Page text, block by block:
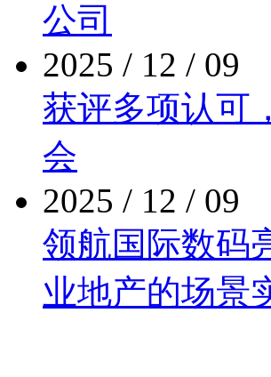
公司
2025 / 12 / 09
获评多项认可
会
2025 / 12 / 09
领航国际数码
业地产的场景